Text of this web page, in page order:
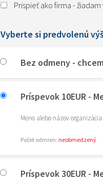
Prispieť ako firma -
Vyberte si predvolenú
Bez odmeny -
Príspevok 10EUR -
Meno alebo názov
Počet odmien: neobmedzený
Príspevok 30EUR -